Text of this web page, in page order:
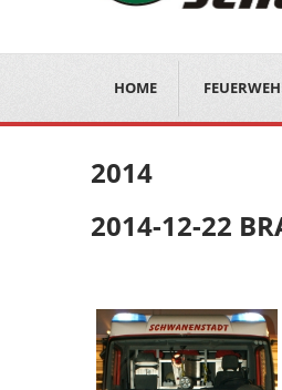
HOME
2014
2014-12-22